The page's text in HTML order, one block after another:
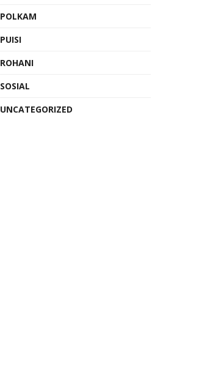
POLKAM
PUISI
ROHANI
SOSIAL
UNCATEGORIZED